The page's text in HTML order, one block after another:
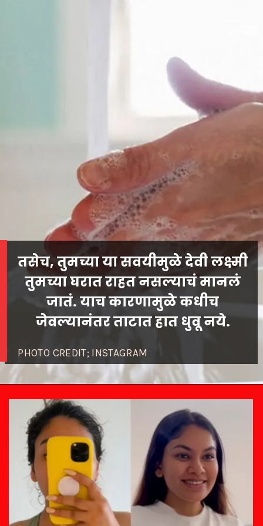
PHOTO CREDIT; INSTAGRAM
तसेच, तुमच्या या सवयीमुळे देवी लक्ष्मी
तुमच्या घरात राहत नसल्याचं मानलं
जातं. याच कारणामुळे कधीच